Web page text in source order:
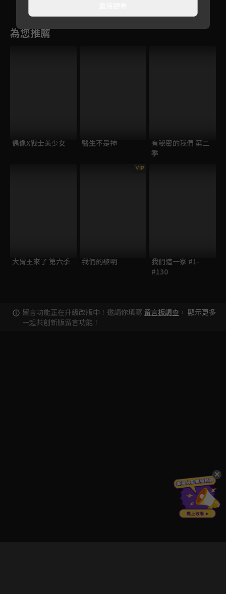
為您推薦
偶像X戰士美少女 醫生不是神
有秘密的我們 第二
季
大胃王來了 第六季
VIP
我們的黎明
我們這一家 #1-
#130
留言功能正在升級改版中！邀請你填寫 留言板調查 ，
一起共創新版留言功能！
顯示更多